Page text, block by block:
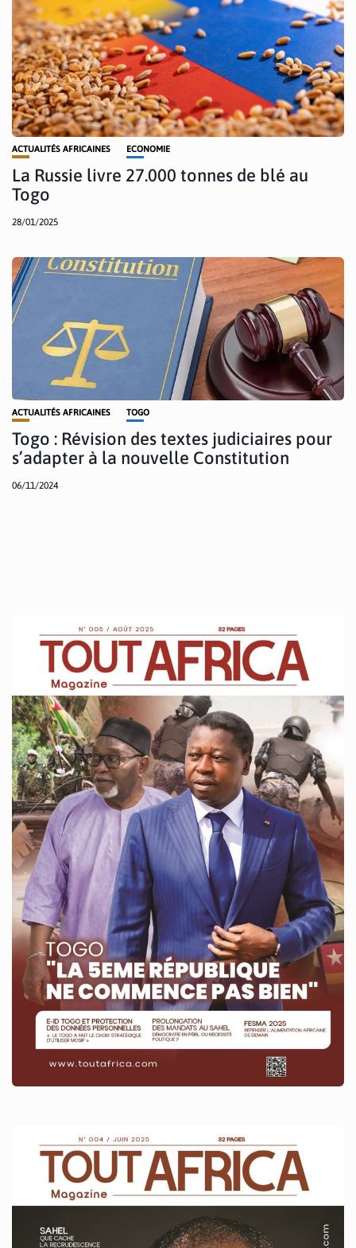
ACTUALITÉS AFRICAINES ECONOMIE
La Russie livre 27.000 tonnes de blé au
Togo
28/01/2025
ACTUALITÉS AFRICAINES TOGO
Togo : Révision des textes judiciaires pour
s’adapter à la nouvelle Constitution
06/11/2024